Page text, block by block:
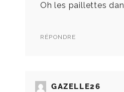
Oh les paillettes
RÉPONDRE
GAZELLE26